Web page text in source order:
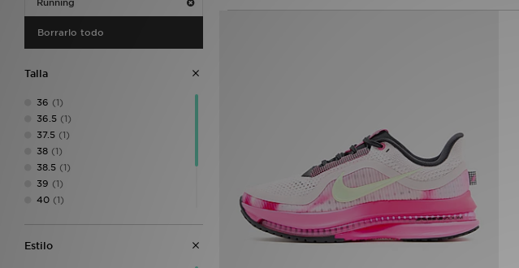
Running
Borrarlo todo
Talla
36 (1)
36.5 (1)
37.5 (1)
38 (1)
38.5 (1)
39 (1)
40 (1)
42(1)
Estilo